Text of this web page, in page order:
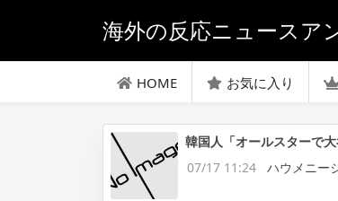
海外の反応ニュースア
HOME お気に入り
韓国人「オールスターで
07/17 11:24
ハウメニー